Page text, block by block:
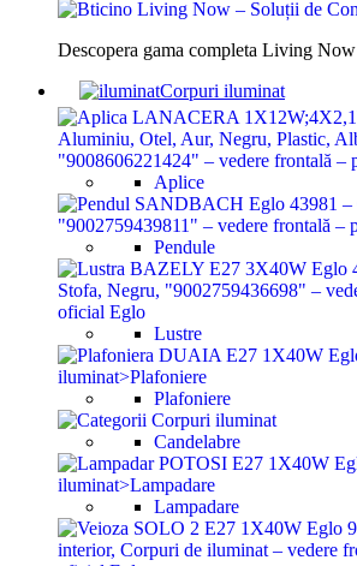
Descopera gama completa Living Now
Corpuri iluminat
Aplice
Pendule
Lustre
Plafoniere
Candelabre
Lampadare